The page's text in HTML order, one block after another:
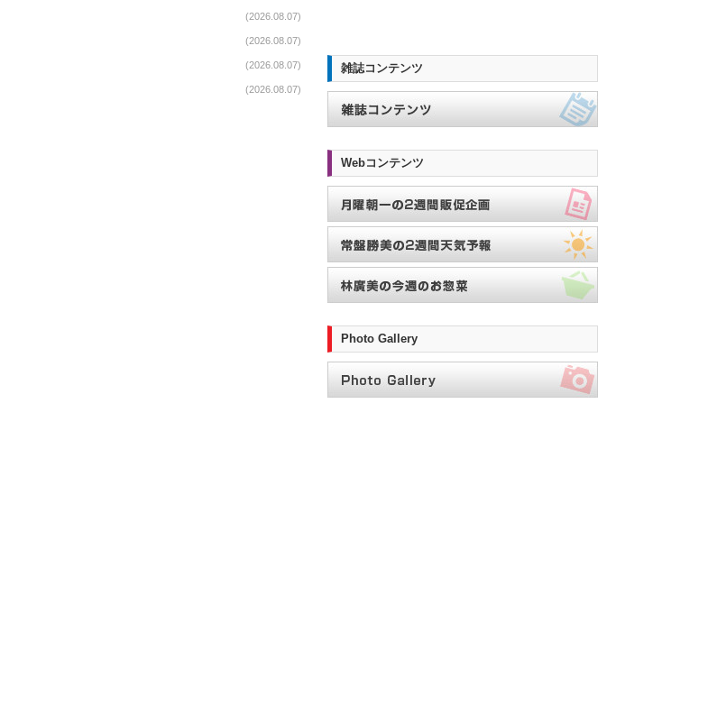
(2026.08.07)
(2026.08.07)
(2026.08.07)
(2026.08.07)
雑誌コンテンツ
Webコンテンツ
Photo Gallery